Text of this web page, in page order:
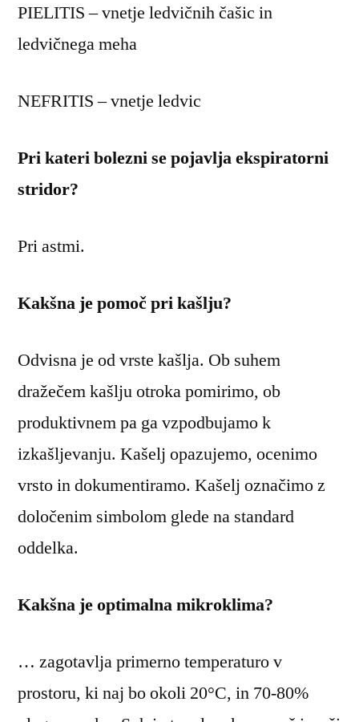
PIELITIS – vnetje ledvičnih čašic in
ledvičnega meha
NEFRITIS – vnetje ledvic
Pri kateri bolezni se pojavlja ekspiratorni
stridor?
Pri astmi.
Kakšna je pomoč pri kašlju?
Odvisna je od vrste kašlja. Ob suhem
dražečem kašlju otroka pomirimo, ob
produktivnem pa ga vzpodbujamo k
izkašljevanju. Kašelj opazujemo, ocenimo
vrsto in dokumentiramo. Kašelj označimo z
določenim simbolom glede na standard
oddelka.
Kakšna je optimalna mikroklima?
… zagotavlja primerno temperaturo v
prostoru, ki naj bo okoli 20°C, in 70-80%